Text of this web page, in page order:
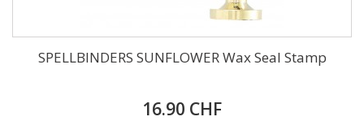
SPELLBINDERS SUNFLOWER Wax Seal Stamp
16.90 CHF